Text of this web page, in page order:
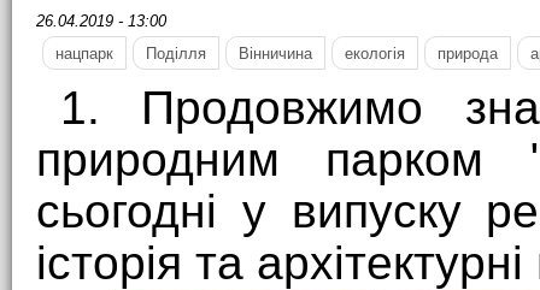
26.04.2019 - 13:00
нацпарк
Поділля Вінничина екологія природа
1. Продовжимо
природним парком
сьогодні у випуску
історія та